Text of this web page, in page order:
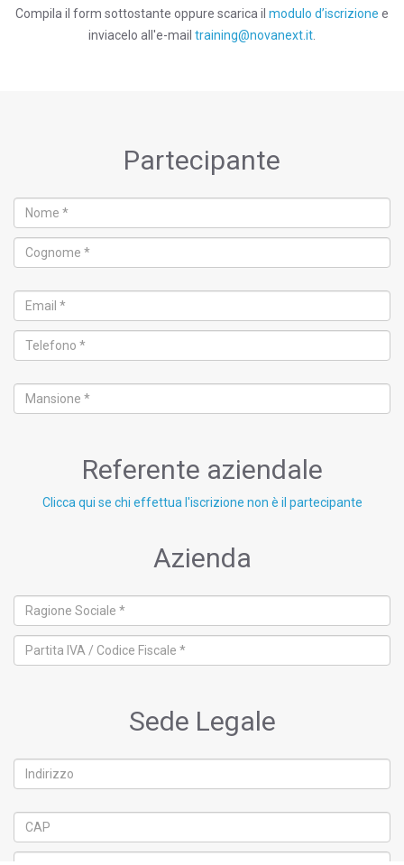
Compila il form sottostante oppure scarica il modulo d’iscrizione e
inviacelo all'e-mail training@novanext.it
Partecipante
Referente aziendale
Clicca qui se chi effettua l'iscrizione non è il partecipante
Azienda
Sede Legale